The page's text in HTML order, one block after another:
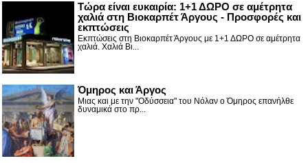
Τώρα είναι ευκαιρία: 1+1 ΔΩΡΟ σε αμέτρητα
χαλιά στη Βιοκαρπέτ Άργους - Προσφορές και
εκπτώσεις
Εκπτώσεις στη Βιοκαρπέτ Άργους με 1+1 ΔΩΡΟ σε αμέτρητα
χαλιά. Χαλιά Βι...
Όμηρος και Άργος
Μιας και με την "Οδύσσεια" του Νόλαν ο Όμηρος επανήλθε
δυναμικά στο πρ...